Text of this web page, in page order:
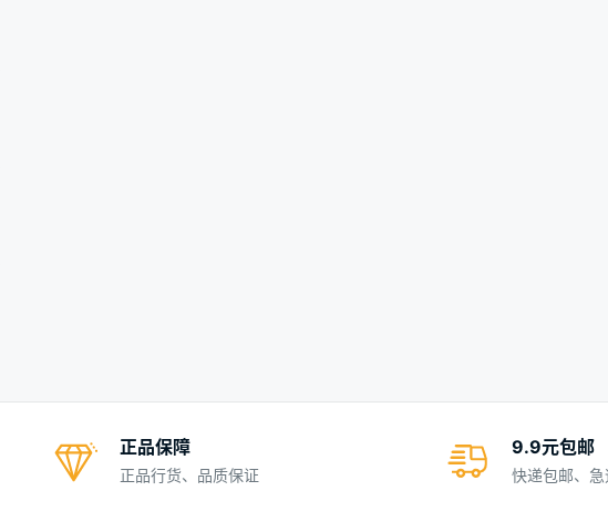
正品保障
正品行货、品质保证
9.9元包邮
快递包邮、